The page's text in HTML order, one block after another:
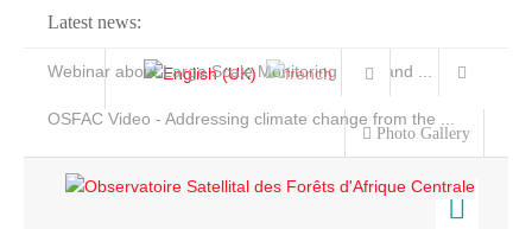
Latest news:
Webinar about Large Scale Monitoring and Land ...
OSFAC Video - Addressing climate change from the ...
Photo Gallery